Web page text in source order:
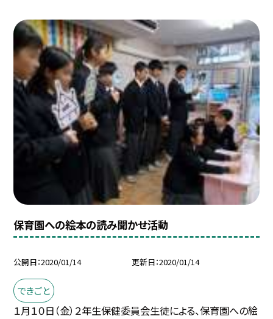
保育園への絵本の読み聞かせ活動
公開日 2020/01/14 更新日 2020/01/14
できごと
１月１０日（金）２年生保健委員会生徒による、保育園への絵